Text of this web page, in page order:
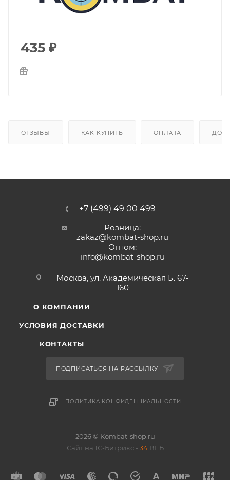
435 ₽
ОТЗЫВЫ КАК КУПИТЬ ОПЛАТА
+7 (499) 49 00 499
Розница:
zakaz@kombat-shop.ru
Оптом:
info@kombat-shop.ru
Москва, ул. Академическая Б. 67-
160
О КОМПАНИИ
УСЛОВИЯ ДОСТАВКИ
КОНТАКТЫ
ПОДПИСАТЬСЯ НА РАССЫЛКУ
ПОЛИТИКА КОНФИДЕНЦИАЛЬНОСТИ
2026 © Kombat-shop.ru
Сайт на 1С-Битрикс - 34 ВЕБ